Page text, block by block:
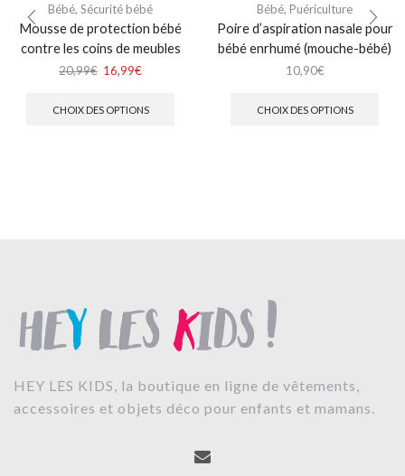
Bébé, Sécurité bébé
Mousse de protection bébé
contre les coins de meubles
20,99€ 16,99€
CHOIX DES OPTIONS
Bébé, Puériculture
Poire d’aspiration nasale pour
bébé enrhumé (mouche-bébé)
10,90€
CHOIX DES OPTIONS
HEY LES KIDS, la boutique en ligne de vêtements,
accessoires et objets déco pour enfants et mamans.